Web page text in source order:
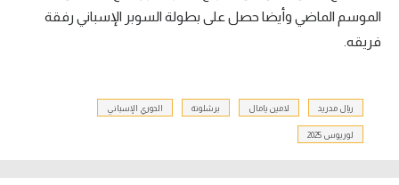
الموسم الماضي وأيضا حصل على بطولة السوبر الإسباني رفقة
فريقه.
ريال مدريد لامين يامال برشلونة الدوري الإسباني
لوريوس 2025